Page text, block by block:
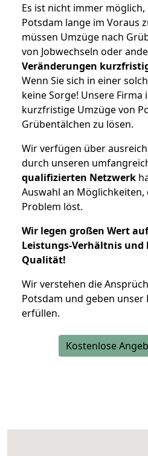
Es ist nicht immer
Potsdam lange im Voraus
müssen Umzüge nach
von Jobwechseln oder
Veränderungen
Wenn Sie sich in einer
keine Sorge! Unsere Firma
kurzfristige Umzüge von
Grübentälchen zu lösen.
Wir verfügen über
durch unseren
qualifizierten Netzwerk
Auswahl an Möglichkeiten,
Problem löst.
Wir legen großen Wert
Leistungs-Verhältnis und
Qualität!
Wir verstehen die
Potsdam und geben unser
erfüllen.
Kostenlose